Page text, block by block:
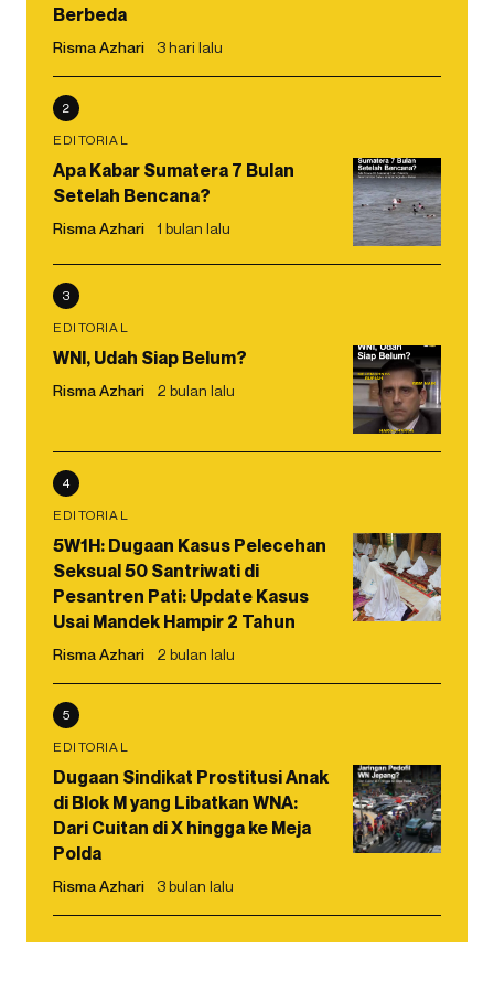
Berbeda
Risma Azhari 3 hari lalu
2
EDITORIAL
Apa Kabar Sumatera 7 Bulan
Setelah Bencana?
Risma Azhari 1 bulan lalu
3
EDITORIAL
WNI, Udah Siap Belum?
Risma Azhari 2 bulan lalu
4
EDITORIAL
5W1H: Dugaan Kasus Pelecehan
Seksual 50 Santriwati di
Pesantren Pati: Update Kasus
Usai Mandek Hampir 2 Tahun
Risma Azhari 2 bulan lalu
5
EDITORIAL
Dugaan Sindikat Prostitusi Anak
di Blok M yang Libatkan WNA:
Dari Cuitan di X hingga ke Meja
Polda
Risma Azhari 3 bulan lalu